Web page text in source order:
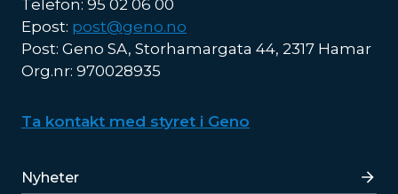
Telefon: 95 02 06 00
Epost: post@geno.no
Post: Geno SA, Storhamargata 44, 2317 Hamar
Org.nr: 970028935
Ta kontakt med styret i Geno
Lenker
Nyheter